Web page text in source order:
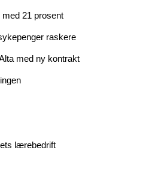
21 prosent
raskere
med ny kontrakt
lærebedrift